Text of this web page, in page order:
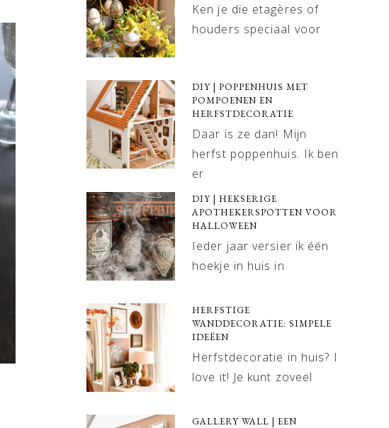
Ken je die etagères of
houders speciaal voor
DIY | POPPENHUIS MET
POMPOENEN EN
HERFSTDECORATIE
Daar is ze dan! Mijn
herfst poppenhuis. Ik ben
er
DIY | HEKSERIGE
APOTHEKERSPOTTEN VOOR
HALLOWEEN
Ieder jaar versier ik één
hoekje in huis in
HERFSTIGE
WANDDECORATIE: SIMPELE
IDEËEN
Herfstdecoratie in huis? I
love it! Je kunt zoveel
GALLERY WALL | EEN